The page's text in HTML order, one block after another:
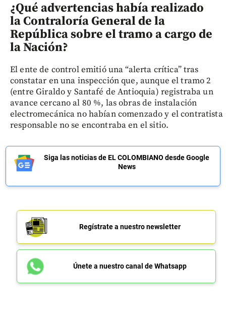
¿Qué advertencias había realizado
la Contraloría General de la
República sobre el tramo a cargo de
la Nación?
El ente de control emitió una “alerta crítica” tras
constatar en una inspección que, aunque el tramo 2
(entre Giraldo y Santafé de Antioquia) registraba un
avance cercano al 80 %, las obras de instalación
electromecánica no habían comenzado y el contratista
responsable no se encontraba en el sitio.
Siga las noticias de EL COLOMBIANO desde Google
News
Regístrate a nuestro newsletter
Únete a nuestro canal de Whatsapp